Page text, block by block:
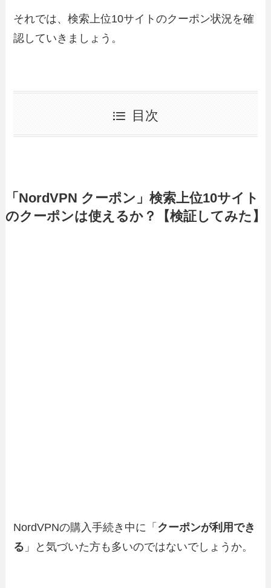
それでは、検索上位10サイトのクーポン状況を確
認していきましょう。
目次
「NordVPN クーポン」検索上位10サイト
のクーポンは使えるか？【検証してみた】
NordVPNの購入手続き中に「 クーポンが利用でき
る 」と気づいた方も多いのではないでしょうか。